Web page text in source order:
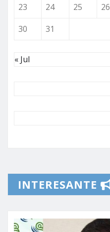
23
24 25 26
30
31
« Jul
INTERESANTE